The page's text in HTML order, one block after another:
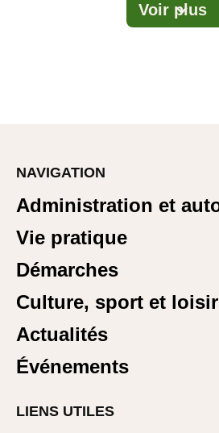
Voir plus

NAVIGATION
Administration et
Vie pratique
Démarches
Culture, sport et
Actualités
Événements
LIENS UTILES